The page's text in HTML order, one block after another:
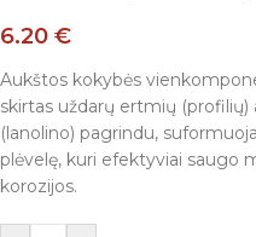
6.20 €
Aukštos kokybės
skirtas uždarų ertmių
(lanolino) pagrindu,
plėvelę, kuri efektyviai saugo
korozijos.